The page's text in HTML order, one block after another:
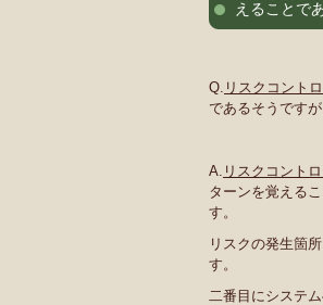
えることで
Q. リスクコント
であるそうです
A. リスクコント
ターンを覚える
す。
リスクの発生箇
す。
二番目にシステ